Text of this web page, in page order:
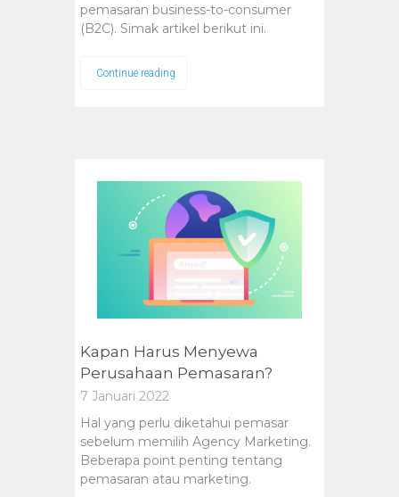
pemasaran business-to-consumer
(B2C). Simak artikel berikut ini.
Continue reading
Kapan Harus Menyewa
Perusahaan Pemasaran?
7 Januari 2022
Hal yang perlu diketahui pemasar
sebelum memilih Agency Marketing.
Beberapa point penting tentang
pemasaran atau marketing.